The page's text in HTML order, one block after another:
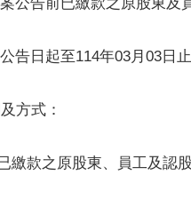
告日起至114年03月03日止
方式：
繳款之原股東、員工及認